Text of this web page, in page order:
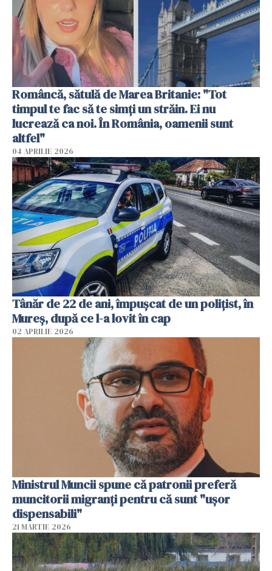
Româncă, sătulă de Marea Britanie: "Tot
timpul te fac să te simți un străin. Ei nu
lucrează ca noi. În România, oamenii sunt
altfel"
04 APRILIE 2026
Tânăr de 22 de ani, împușcat de un polițist, în
Mureș, după ce l-a lovit în cap
02 APRILIE 2026
Ministrul Muncii spune că patronii preferă
muncitorii migranți pentru că sunt "uşor
dispensabili"
21 MARTIE 2026